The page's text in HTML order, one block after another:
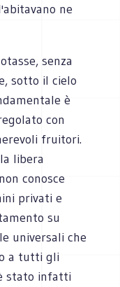
ne
senza
sotto il cielo
è
con
fruitori.
libera
conosce
privati e
su
universali che
a tutti gli
stato infatti